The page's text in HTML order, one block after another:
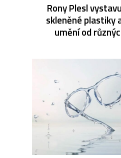
Rony Plesl
skleněné plastiky
umění od